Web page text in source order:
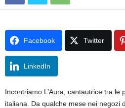
Facebook Twitter
LinkedIn
Incontriamo L’Aura, cantautrice tra le
italiana. Da qualche mese nei negozi